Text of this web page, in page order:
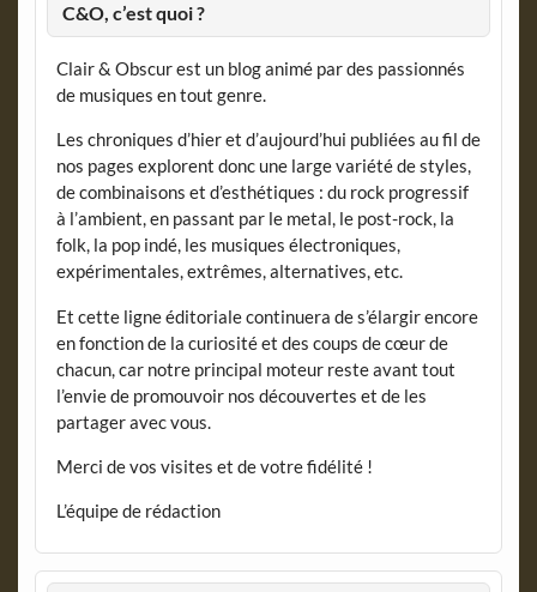
C&O, c’est quoi ?
Clair & Obscur est un blog animé par des passionnés
de musiques en tout genre.
Les chroniques d’hier et d’aujourd’hui publiées au fil de
nos pages explorent donc une large variété de styles,
de combinaisons et d’esthétiques : du rock progressif
à l’ambient, en passant par le metal, le post-rock, la
folk, la pop indé, les musiques électroniques,
expérimentales, extrêmes, alternatives, etc.
Et cette ligne éditoriale continuera de s’élargir encore
en fonction de la curiosité et des coups de cœur de
chacun, car notre principal moteur reste avant tout
l’envie de promouvoir nos découvertes et de les
partager avec vous.
Merci de vos visites et de votre fidélité !
L’équipe de rédaction